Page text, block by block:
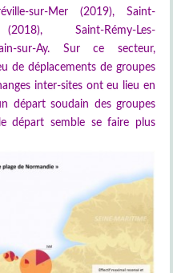
sur-Mer (2019), Saint-
(2018), Saint-Rémy-Les-
sur-Ay. Sur ce secteur,
de déplacements de groupes
inter-sites ont eu lieu en
départ soudain des groupes
départ semble se faire plus